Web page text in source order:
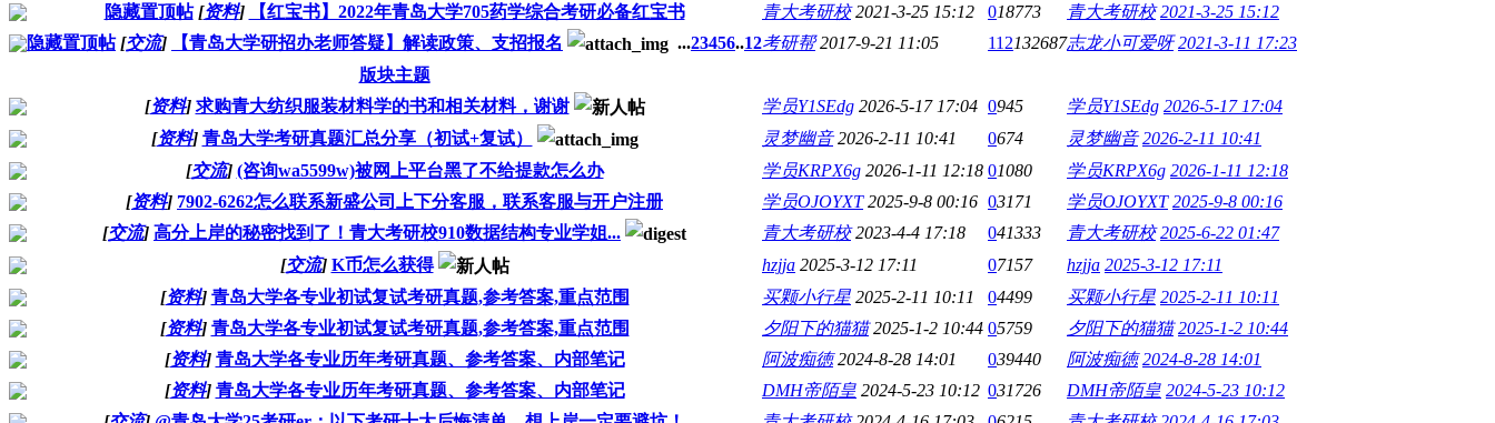
隐藏置顶帖 [资料] 【红宝书】2022年青岛大学705药学综合考研必备红宝书 青大考研校 2021-3-25 15:12 018773 青大考研校 2021-3-25 15:12
隐藏置顶帖 [交流] 【青岛大学研招办老师答疑】解读政策、支招报名 ...23456..12考研帮 2017-9-21 11:05 112132687志龙小可爱呀 2021-3-11 17:23
版块主题
[资料] 求购青大纺织服装材料学的书和相关材料，谢谢 学员Y1SEdg 2026-5-17 17:04 0945 学员Y1SEdg 2026-5-17 17:04
[资料] 青岛大学考研真题汇总分享（初试+复试） 灵梦幽音 2026-2-11 10:41 0674 灵梦幽音 2026-2-11 10:41
[交流] (咨询wa5599w)被网上平台黑了不给提款怎么办 学员KRPX6g 2026-1-11 12:18 01080 学员KRPX6g 2026-1-11 12:18
[资料] 7902-6262怎么联系新盛公司上下分客服，联系客服与开户注册 学员OJOYXT 2025-9-8 00:16 03171 学员OJOYXT 2025-9-8 00:16
[交流] 高分上岸的秘密找到了！青大考研校910数据结构专业学姐... 青大考研校 2023-4-4 17:18 041333 青大考研校 2025-6-22 01:47
[交流] K币怎么获得 hzjja 2025-3-12 17:11 07157 hzjja 2025-3-12 17:11
[资料] 青岛大学各专业初试复试考研真题,参考答案,重点范围 买颗小行星 2025-2-11 10:11 04499 买颗小行星 2025-2-11 10:11
[资料] 青岛大学各专业初试复试考研真题,参考答案,重点范围 夕阳下的猫猫 2025-1-2 10:44 05759 夕阳下的猫猫 2025-1-2 10:44
[资料] 青岛大学各专业历年考研真题、参考答案、内部笔记 阿波痴徳 2024-8-28 14:01 039440 阿波痴徳 2024-8-28 14:01
[资料] 青岛大学各专业历年考研真题、参考答案、内部笔记 DMH帝陌皇 2024-5-23 10:12 031726 DMH帝陌皇 2024-5-23 10:12